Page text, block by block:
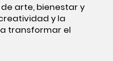
arte, bienestar y
y la
transformar el